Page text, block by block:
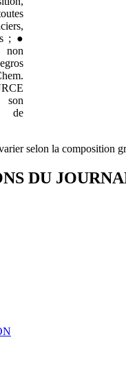
; ●
non
de
selon la composition
DU